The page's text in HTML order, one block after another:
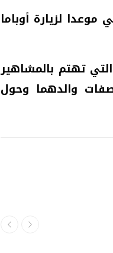
لزيارة أوباما
تهتم بالمشاهير
والدهما وحول